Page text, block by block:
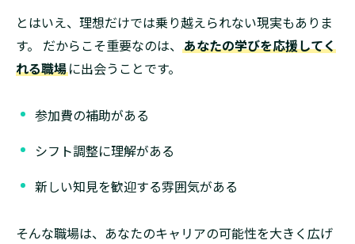
とはいえ、理想だけでは乗り越えられない現実もありま
す。 だからこそ重要なのは、 あなたの学びを応援してく
れる職場に出会うことです。
参加費の補助がある
シフト調整に理解がある
新しい知見を歓迎する雰囲気がある
そんな職場は、あなたのキャリアの可能性を大きく広げ